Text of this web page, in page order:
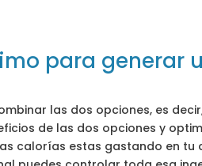
para generar
las dos opciones, es
de las dos opciones y
calorías estas gastando en